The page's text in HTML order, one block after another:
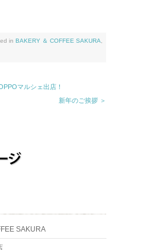
in BAKERY ＆ COFFEE SAKURA
マルシェ出店！
新年のご挨拶 ＞
SAKURA